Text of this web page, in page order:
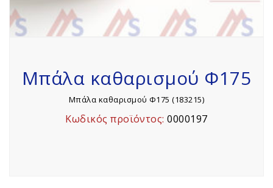
Μπάλα καθαρισμού Φ175
Μπάλα καθαρισμού Φ175 (183215)
Κωδικός προϊόντος:0000197